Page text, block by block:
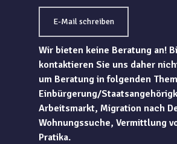
E-Mail schreiben
Wir bieten keine Beratung an!
kontaktieren Sie uns daher
um Beratung in folgenden
Einbürgerung/
Arbeitsmarkt, Migration nach
Wohnungssuche, Vermittlung
Pratika.